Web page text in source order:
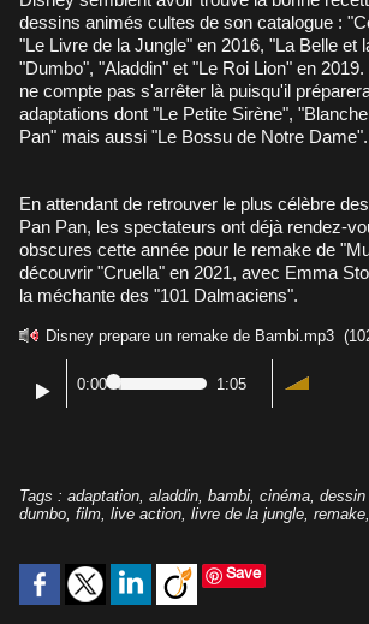
dessins animés cultes de son catalogue :
"Le Livre de la Jungle" en 2016, "La Belle et
"Dumbo", "Aladdin" et "Le Roi Lion" en
ne compte pas s'arrêter là puisqu'il
adaptations dont "Le Petite Sirène",
Pan" mais aussi "Le Bossu de Notre Dame".
En attendant de retrouver le plus célèbre des faons, et son ami
Pan Pan, les spectateurs ont déjà rendez-
obscures cette année pour le remake de
découvrir "Cruella" en 2021, avec Emma
la méchante des "101 Dalmaciens".
Disney prepare un remake de Bambi.mp3
0:00 1:05
Tags : adaptation aladdin bambi cinéma dessin
dumbo film live action livre de la jungle remake
Save